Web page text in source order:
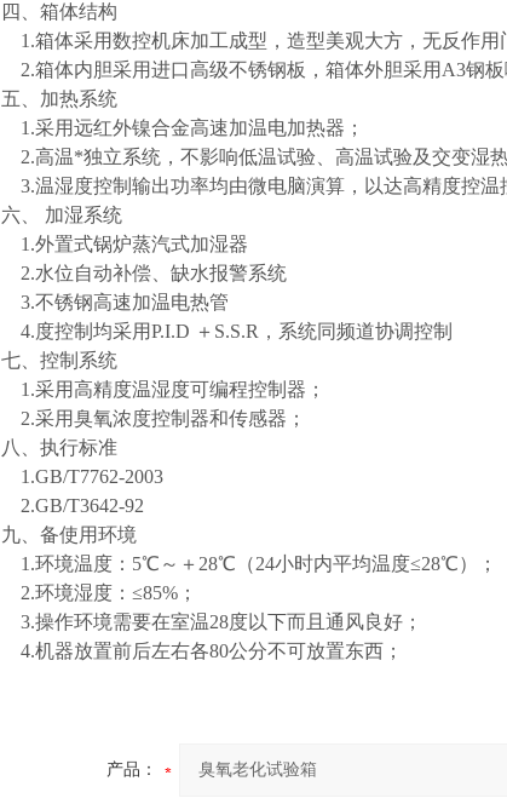
四、箱体结构
1.箱体采用数控机床加工成型，造型美观大方，无反作用
2.箱体内胆采用进口高级不锈钢板，箱体外胆采用A3钢板
五、加热系统
1.采用远红外镍合金高速加温电加热器；
2.高温*独立系统，不影响低温试验、高温试验及交变湿热
3.温湿度控制输出功率均由微电脑演算，以达高精度控温
六、
加湿系统
1.外置式锅炉蒸汽式加湿器
2.水位自动补偿、缺水报警系统
3.不锈钢高速加温电热管
4.度控制均采用P.I.D ＋S.S.R，系统同频道协调控制
七、控制系统
1.采用高精度温湿度可编程控制器；
2.采用臭氧浓度控制器和传感器；
八、执行标准
1.GB/T7762-2003
2.GB/T3642-92
九、备使用环境
1.环境温度：5℃～＋28℃（24小时内平均温度≤28℃）；
2.环境湿度：≤85%；
3.操作环境需要在室温28度以下而且通风良好；
4.机器放置前后左右各80公分不可放置东西；
产品：